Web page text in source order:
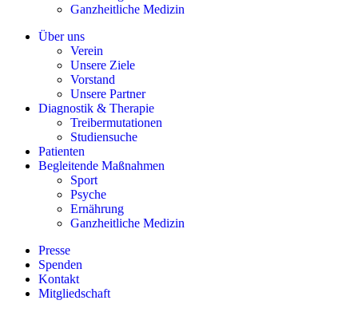
Ganzheitliche Medizin
Über uns
Verein
Unsere Ziele
Vorstand
Unsere Partner
Diagnostik & Therapie
Treibermutationen
Studiensuche
Patienten
Begleitende Maßnahmen
Sport
Psyche
Ernährung
Ganzheitliche Medizin
Presse
Spenden
Kontakt
Mitgliedschaft